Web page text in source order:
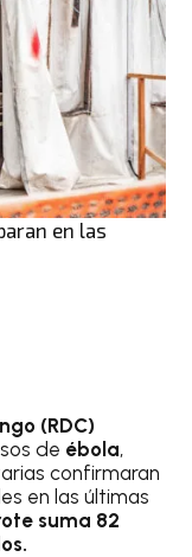
en las
(RDC)
de ébola,
confirmaran
en las últimas
suma 82